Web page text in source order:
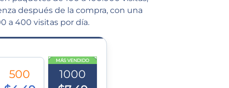
después de la compra, con una
a 400 visitas por día.
500
MÁS VENDIDO
1000